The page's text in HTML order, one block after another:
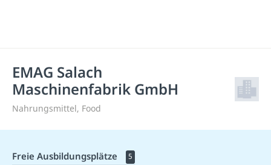
EMAG Salach
Maschinenfabrik GmbH
Nahrungsmittel, Food
Freie Ausbildungsplätze 5